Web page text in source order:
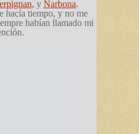
y Narbona.
hacía tiempo, y no me
habían llamado mi